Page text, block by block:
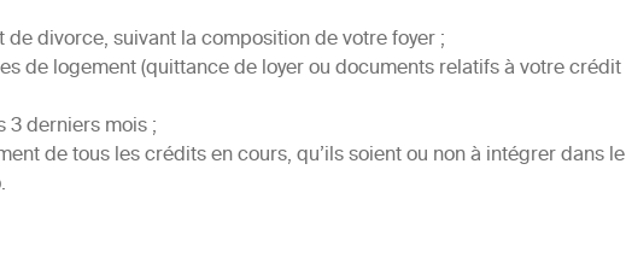
divorce, suivant la composition de votre foyer ;
de logement (quittance de loyer ou documents relatifs à votre crédit
derniers mois ;
de tous les crédits en cours, qu’ils soient ou non à intégrer dans le